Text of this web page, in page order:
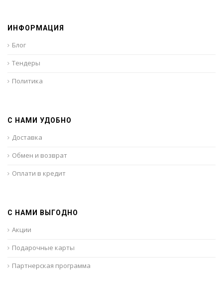
ИНФОРМАЦИЯ
Блог
Тендеры
Политика
С НАМИ УДОБНО
Доставка
Обмен и возврат
Оплати в кредит
С НАМИ ВЫГОДНО
Акции
Подарочные карты
Партнерская программа